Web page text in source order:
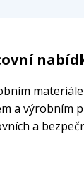
a výrobním
a